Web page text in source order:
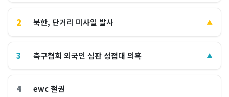
2 북한, 단거리 미사일 발사 ▲
3 축구협회 외국인 심판 성접대 의혹 ▲
4 ewc 철권 ―